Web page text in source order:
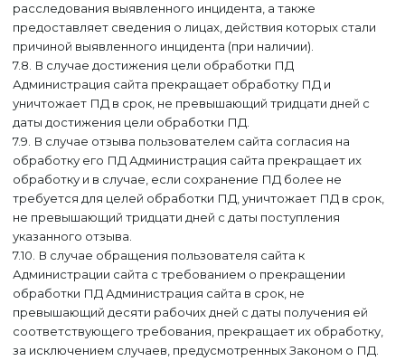
расследования выявленного инцидента, а также
предоставляет сведения о лицах, действия которых стали
причиной выявленного инцидента (при наличии).
7.8. В случае достижения цели обработки ПД
Администрация сайта прекращает обработку ПД и
уничтожает ПД в срок, не превышающий тридцати дней с
даты достижения цели обработки ПД.
7.9. В случае отзыва пользователем сайта согласия на
обработку его ПД Администрация сайта прекращает их
обработку и в случае, если сохранение ПД более не
требуется для целей обработки ПД, уничтожает ПД в срок,
не превышающий тридцати дней с даты поступления
указанного отзыва.
7.10. В случае обращения пользователя сайта к
Администрации сайта с требованием о прекращении
обработки ПД Администрация сайта в срок, не
превышающий десяти рабочих дней с даты получения ей
соответствующего требования, прекращает их обработку,
за исключением случаев, предусмотренных Законом о ПД.